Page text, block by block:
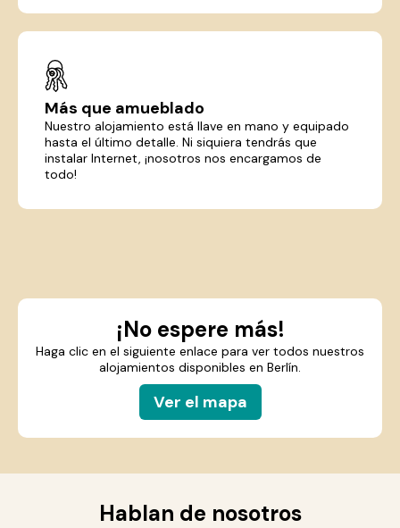
Más que amueblado
Nuestro alojamiento está llave en mano y equipado
hasta el último detalle. Ni siquiera tendrás que
instalar Internet, ¡nosotros nos encargamos de
todo!
¡No espere más!
Haga clic en el siguiente enlace para ver todos nuestros
alojamientos disponibles en Berlín.
Ver el mapa
Hablan de nosotros